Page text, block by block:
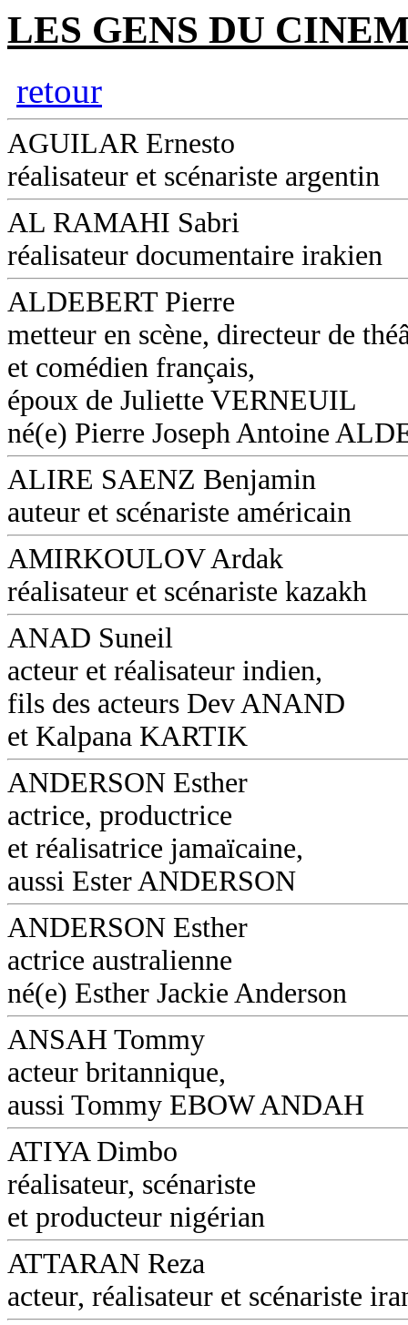
LES GENS DU
retour
AGUILAR Ernesto
réalisateur et scénariste argentin
AL RAMAHI Sabri
réalisateur documentaire irakien
ALDEBERT Pierre
metteur en scène, directeur de
et comédien français,
époux de Juliette VERNEUIL
né(e) Pierre Joseph Antoine
ALIRE SAENZ Benjamin
auteur et scénariste américain
AMIRKOULOV Ardak
réalisateur et scénariste kazakh
ANAD Suneil
acteur et réalisateur indien,
fils des acteurs Dev ANAND
et Kalpana KARTIK
ANDERSON Esther
actrice, productrice
et réalisatrice jamaïcaine,
aussi Ester ANDERSON
ANDERSON Esther
actrice australienne
né(e) Esther Jackie Anderson
ANSAH Tommy
acteur britannique,
aussi Tommy EBOW ANDAH
ATIYA Dimbo
réalisateur, scénariste
et producteur nigérian
ATTARAN Reza
acteur, réalisateur et scénariste